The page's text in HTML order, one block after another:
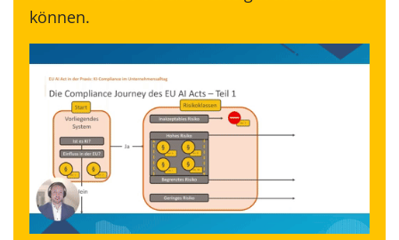
können.